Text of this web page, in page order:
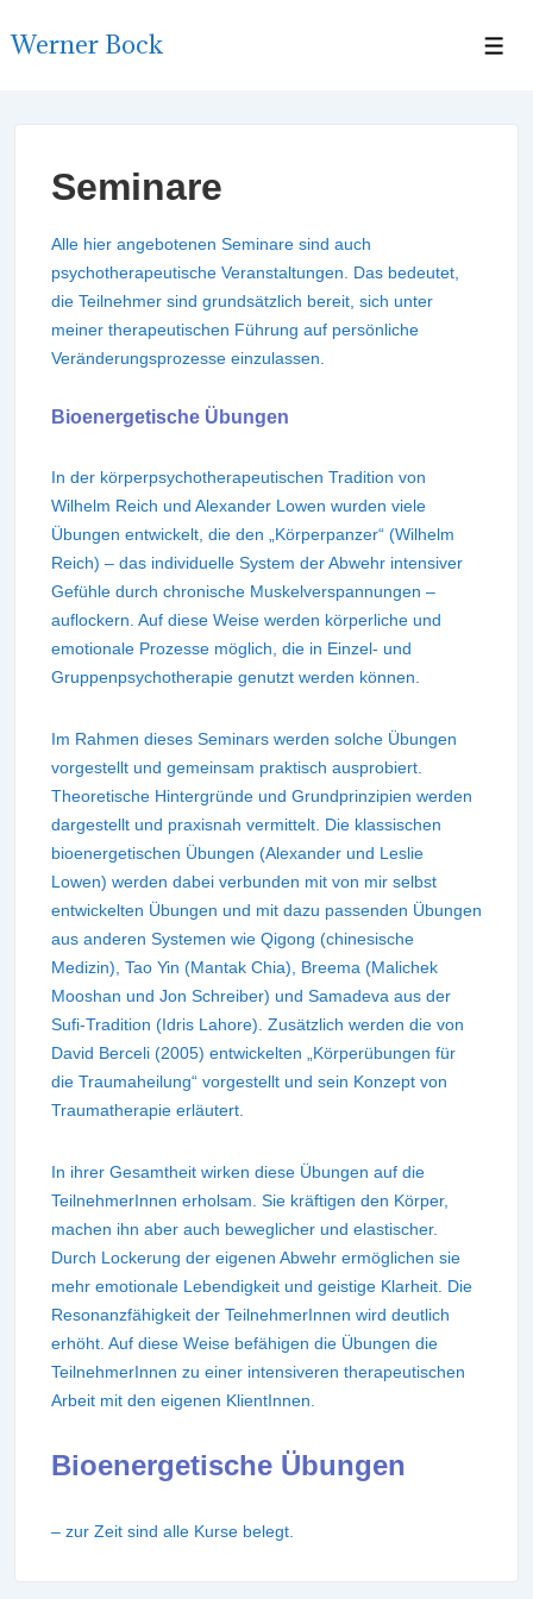
Zum
Werner Bock
Seminare
Alle hier angebotenen Seminare sind auch
psychotherapeutische Veranstaltungen. Das bedeutet,
die Teilnehmer sind grundsätzlich bereit, sich unter
meiner therapeutischen Führung auf persönliche
Veränderungsprozesse einzulassen.
Bioenergetische Übungen
In der körperpsychotherapeutischen Tradition von
Wilhelm Reich und Alexander Lowen wurden viele
Übungen entwickelt, die den „Körperpanzer“ (Wilhelm
Reich) – das individuelle System der Abwehr intensiver
Gefühle durch chronische Muskelverspannungen –
auflockern. Auf diese Weise werden körperliche und
emotionale Prozesse möglich, die in Einzel- und
Gruppenpsychotherapie genutzt werden können.
Im Rahmen dieses Seminars werden solche Übungen
vorgestellt und gemeinsam praktisch ausprobiert.
Theoretische Hintergründe und Grundprinzipien werden
dargestellt und praxisnah vermittelt. Die klassischen
bioenergetischen Übungen (Alexander und Leslie
Lowen) werden dabei verbunden mit von mir selbst
entwickelten Übungen und mit dazu passenden Übungen
aus anderen Systemen wie Qigong (chinesische
Medizin), Tao Yin (Mantak Chia), Breema (Malichek
Mooshan und Jon Schreiber) und Samadeva aus der
Sufi-Tradition (Idris Lahore). Zusätzlich werden die von
David Berceli (2005) entwickelten „Körperübungen für
die Traumaheilung“ vorgestellt und sein Konzept von
Traumatherapie erläutert.
In ihrer Gesamtheit wirken diese Übungen auf die
TeilnehmerInnen erholsam. Sie kräftigen den Körper,
machen ihn aber auch beweglicher und elastischer.
Durch Lockerung der eigenen Abwehr ermöglichen sie
mehr emotionale Lebendigkeit und geistige Klarheit. Die
Resonanzfähigkeit der TeilnehmerInnen wird deutlich
erhöht. Auf diese Weise befähigen die Übungen die
TeilnehmerInnen zu einer intensiveren therapeutischen
Arbeit mit den eigenen KlientInnen.
Bioenergetische Übungen
– zur Zeit sind alle Kurse belegt.